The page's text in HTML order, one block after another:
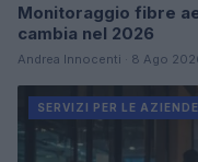
Monitoraggio fibre
cambia nel 2026
Andrea Innocenti · 8 Ago
SERVIZI PER LE AZIENDE